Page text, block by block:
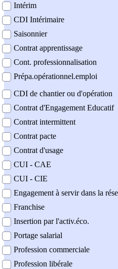
Intérim
CDI Intérimaire
Saisonnier
Contrat apprentissage
Cont. professionnalisation
Prépa.opérationnel.emploi
CDI de chantier ou d'opération
Contrat d'Engagement Educatif
Contrat intermittent
Contrat pacte
Contrat d'usage
CUI - CAE
CUI - CIE
Engagement à servir dans la
Franchise
Insertion par l'activ.éco.
Portage salarial
Profession commerciale
Profession libérale